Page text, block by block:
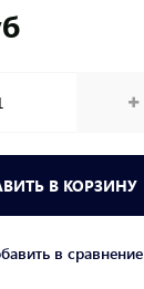
В КОРЗИНУ
в сравнение